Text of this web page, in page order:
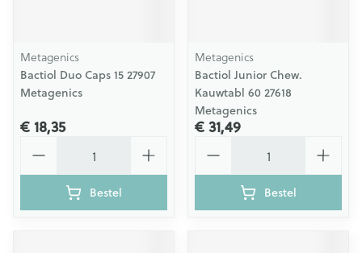
Metagenics
Bactiol Duo Caps 15 27907
Metagenics
€ 18,35
Bestel
Metagenics
Bactiol Junior Chew.
Kauwtabl 60 27618
Metagenics
€ 31,49
Bestel